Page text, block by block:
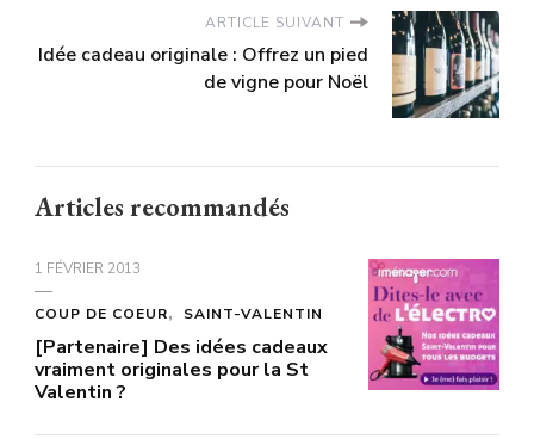
ARTICLE SUIVANT
Idée cadeau originale : Offrez un pied
de vigne pour Noël
Articles recommandés
1 FÉVRIER 2013
COUP DE COEUR SAINT-VALENTIN
[Partenaire] Des idées cadeaux
vraiment originales pour la St
Valentin ?